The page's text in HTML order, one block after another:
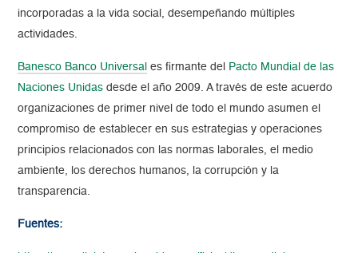
incorporadas a la vida social, desempeñando múltiples
actividades.
Banesco Banco Universal es firmante del
Pacto Mundial de las
Naciones Unidas desde el año 2009. A través de este acuerdo
organizaciones de primer nivel de todo el mundo asumen el
compromiso de establecer en sus estrategias y operaciones
principios relacionados con las normas laborales, el medio
ambiente, los derechos humanos, la corrupción y la
transparencia.
Fuentes: